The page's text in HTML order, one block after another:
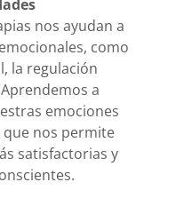
nos ayudan a
como
la regulación
a
emociones
que nos permite
satisfactorias y